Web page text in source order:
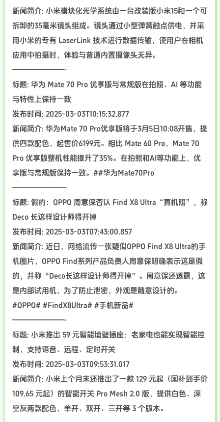
新闻简介: 小米模块化光学系统由一台改装版小米15和一个可
拆卸的35毫米镜头组成。镜头通过小型弹簧触点供电，并采
用小米的专有 LaserLink 技术进行数据传输，使用户在相机
应用中拍摄时，体验与普通内置摄像头无异。
———————-
标题: 华为 Mate 70 Pro 优享版与常规版在拍照、AI 等功能
与特性上保持一致
发布时间: 2025-03-03T10:15:32.877
新闻简介: 华为Mate 70 Pro优享版将于3月5日10:08开售，提
供四款配色，起售价6199元。相比 Mate 60 Pro，Mate 70
Pro 优享版整机性能提升了35%。在拍照和AI等功能上，优
享版与常规版保持一致。##华为Mate70Pro
———————-
标题: 假的：OPPO 周意保否认 Find X8 Ultra“真机照”，称
Deco 长这样设计师得开掉
发布时间: 2025-03-03T07:43:00.857
新闻简介: 近日，网络流传一张疑似OPPO Find X8 Ultra的手
机图片，OPPO Find系列产品负责人周意保明确表示这是假
的，并称“Deco长这样设计师得开掉”。周意保还透露，这
是内部试用机，为了防止泄密，外观是随意设计的。
#OPPO# #FindX8Ultra# #手机新品#
———————-
标题: 小米推出 59 元智能墙壁插座：老家电也能实现智能控
制，支持语音、远程、定时开关
发布时间: 2025-03-03T09:53:31.017
新闻简介: 小米上个月末还推出了一款 129 元起（国补到手价
109.65 元起）的智能开关 Pro Mesh 2.0 版，提供白色、深
空灰两款配色，单开、双开、三开等 3 个版本。